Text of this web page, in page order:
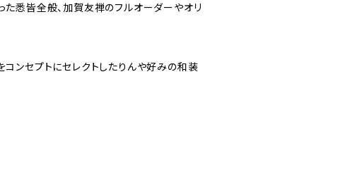
悉皆全般、加賀友禅のフルオーダーやオリ
ンセプトにセレクトしたりんや好みの和装